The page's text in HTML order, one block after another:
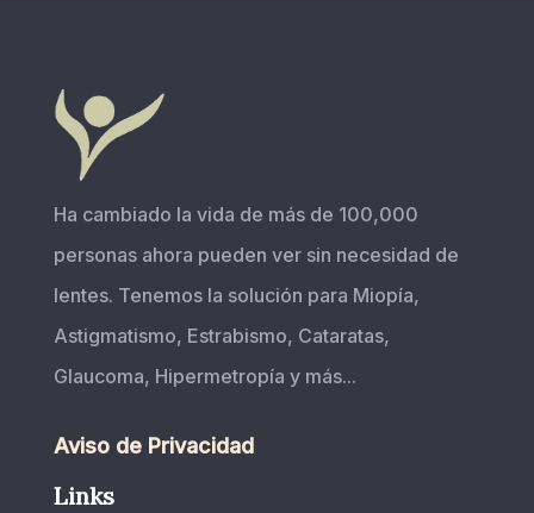
Ha cambiado la vida de más de 100,000
personas ahora pueden ver sin necesidad de
lentes. Tenemos la solución para Miopía,
Astigmatismo, Estrabismo, Cataratas,
Glaucoma, Hipermetropía y más...
Aviso de Privacidad
Links